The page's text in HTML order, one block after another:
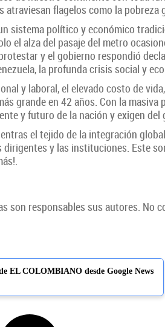
flagelos como la
político y económico
el alza del pasaje del metro
y el gobierno respondió
la profunda crisis social y
y laboral, el elevado costo de
grande en 42 años. Con la
y futuro de la nación y exigen del
el tejido de la integración
y las instituciones. Este
son responsables sus autores. No
EL COLOMBIANO desde Google News